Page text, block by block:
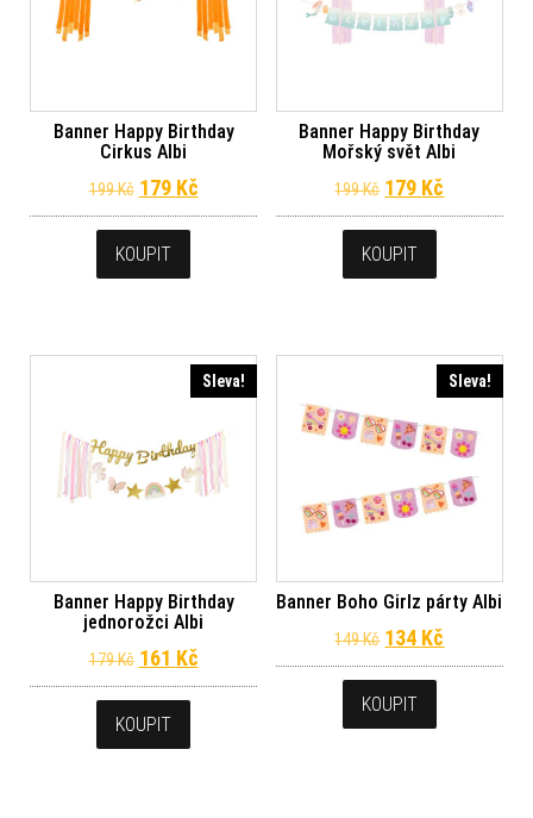
Banner Happy Birthday
Cirkus Albi
199Kč Původní cena byla: 199 Kč.
179 KčAktuální cena je: 179 Kč.
KOUPIT
Banner Happy Birthday
Mořský svět Albi
199Kč Původní cena
179 Kč
KOUPIT
Sleva!
Banner Happy Birthday
jednorožci Albi
179Kč Původní cena byla: 179 Kč.
161 KčAktuální cena je: 161 Kč.
KOUPIT
Sleva!
Banner Boho Girlz párty Albi
149Kč Původní cena
134 Kč
KOUPIT